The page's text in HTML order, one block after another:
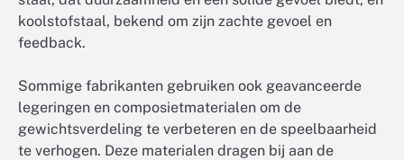
koolstofstaal, bekend om zijn zachte gevoel en
feedback.
Sommige fabrikanten gebruiken ook geavanceerde
legeringen en composietmaterialen om de
gewichtsverdeling te verbeteren en de speelbaarheid
te verhogen. Deze materialen dragen bij aan de